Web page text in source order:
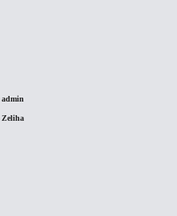
admin
Zeliha